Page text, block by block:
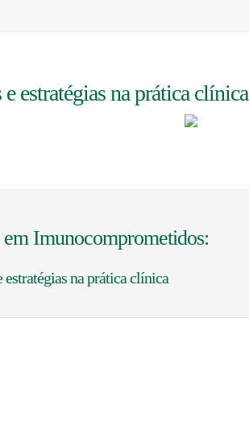
estratégias na prática clínica
Imunocomprometidos:
estratégias na prática clínica